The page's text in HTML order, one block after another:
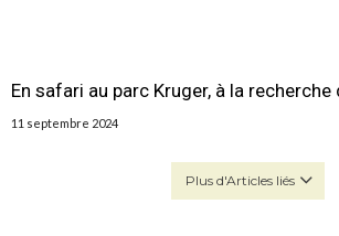
En safari au parc Kruger, à la
11 septembre 2024
Plus d'Articles liés